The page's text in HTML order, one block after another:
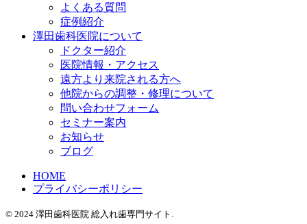
よくある質問
症例紹介
澤田歯科医院について
ドクター紹介
医院情報・アクセス
遠方より来院される方へ
他院からの調整・修理について
問い合わせフォーム
セミナー案内
お知らせ
ブログ
HOME
プライバシーポリシー
© 2024 澤田歯科医院 総入れ歯専門サイト.